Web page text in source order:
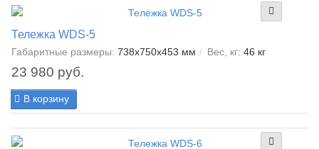
Тележка WDS-5
Габаритные размеры: 738x750x453 мм Вес, кг: 46 кг
23 980 руб.
В корзину